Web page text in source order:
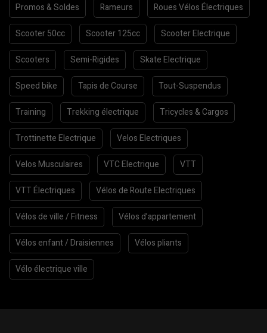
Promos & Soldes Rameurs Roues Vélos Électriques
Scooter 50cc Scooter 125cc Scooter Electrique
Scooters Semi-Rigides Skate Electrique
Speed bike Tapis de Course Tout-Suspendus
Training Trekking électrique Tricycles & Cargos
Trottinette Electrique Velos Electriques
Velos Musculaires VTC Electrique VTT
VTT Électriques Vélos de Route Electriques
Vélos de ville / Fitness Vélos d’appartement
Vélos enfant / Draisiennes Vélos pliants
Vélo électrique ville